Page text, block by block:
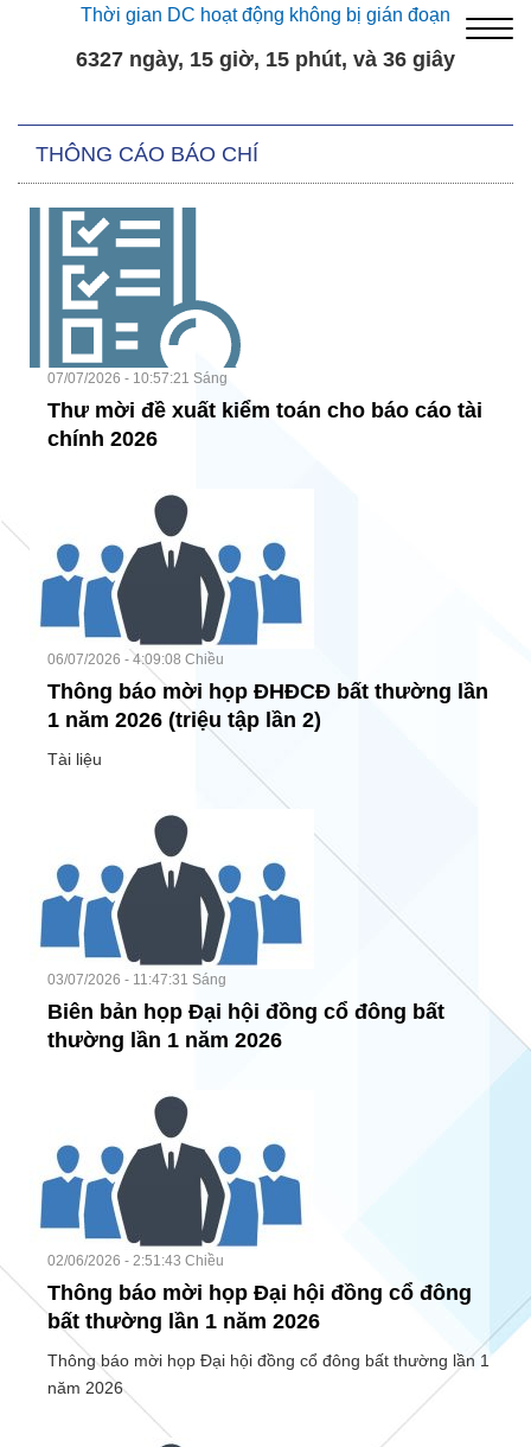
Thời gian DC hoạt động không bị gián đoạn
6327 ngày, 15 giờ, 15 phút, và 37 giây
THÔNG CÁO BÁO CHÍ
07/07/2026 - 10:57:21 Sáng
Thư mời đề xuất kiểm toán cho báo cáo tài
chính 2026
06/07/2026 - 4:09:08 Chiều
Thông báo mời họp ĐHĐCĐ bất thường lần
1 năm 2026 (triệu tập lần 2)
Tài liệu
03/07/2026 - 11:47:31 Sáng
Biên bản họp Đại hội đồng cổ đông bất
thường lần 1 năm 2026
02/06/2026 - 2:51:43 Chiều
Thông báo mời họp Đại hội đồng cổ đông
bất thường lần 1 năm 2026
Thông báo mời họp Đại hội đồng cổ đông bất thường lần 1
năm 2026